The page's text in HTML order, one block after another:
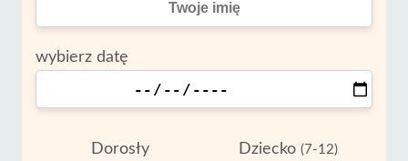
wybierz datę
Dorosły Dziecko (7-12)